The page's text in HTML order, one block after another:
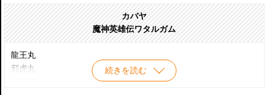
タカラ プラクション 魔神大集合 フルメタリック隠密忍神丸
タカラ プラクション 魔神大集合 00 龍神丸(創界山型)
タカラ プラクション 魔神大集合 01 新星龍神丸
カバヤ
魔神英雄伝ワタルガム
続きを読む
龍王丸
邪虎丸